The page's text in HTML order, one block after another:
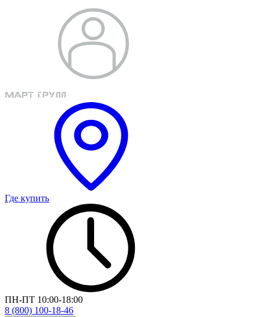
Где купить
ПН-ПТ 10:00-18:00
8 (800) 100-18-46